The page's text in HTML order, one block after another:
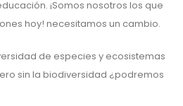
¡Somos nosotros los que
hoy! necesitamos un cambio.
de especies y ecosistemas
sin la biodiversidad ¿podremos